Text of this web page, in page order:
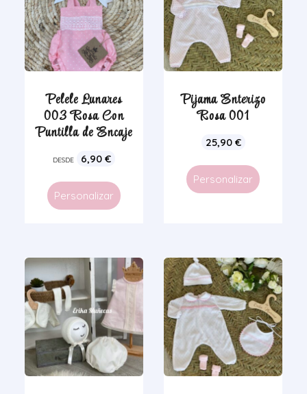
Pelele Lunares
003 Rosa Con
Puntilla de Encaje
DESDE 6,90 €
Personalizar
Pijama Enterizo
Rosa 001
25,90 €
Personalizar